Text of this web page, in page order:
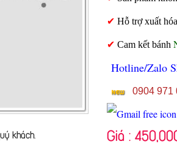
khách.
✔ Hỗ trợ xuất
✔ Cam kết bánh
Hotline/Zalo
0904 971
Giá :